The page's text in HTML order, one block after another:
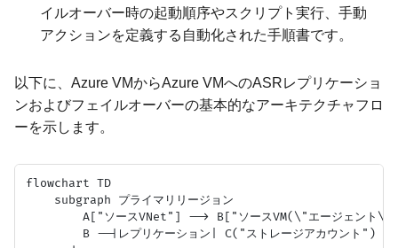
イルオーバー時の起動順序やスクリプト実行、手動
アクションを定義する自動化された手順書です。
以下に、Azure VMからAzure VMへのASRレプリケーショ
ンおよびフェイルオーバーの基本的なアーキテクチャフロ
ーを示します。
flowchart TD
    subgraph プライマリリージョン
A["ソースVNet"] --> B["ソースVM(\"エージェント
        B --|レプリケーション| C("ストレージアカウント")